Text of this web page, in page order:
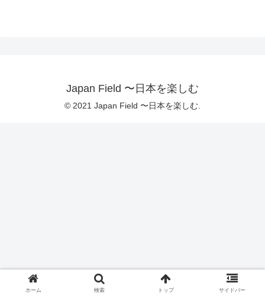
Japan Field 〜日本を楽しむ
© 2021 Japan Field 〜日本を楽しむ.
ホーム 検索 トップ サイドバー